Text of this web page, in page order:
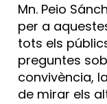
Mn. Peio
per a
tots els
preguntes
convivència,
de mirar els